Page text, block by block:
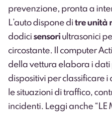
prevenzione, pronta a
L’auto dispone ditre unità
dodicisensori ultrasonici
circostante. Il computer
della vettura elabora i
dispositivi per classificare
le situazioni di traffico,
incidenti. ​ Leggi anche “ LE